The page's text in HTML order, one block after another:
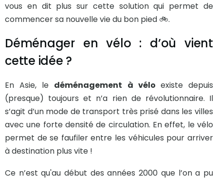
vous en dit plus sur cette solution qui permet de
commencer sa nouvelle vie du bon pied 🚲.
Déménager en vélo : d’où vient
cette idée ?
En Asie, le déménagement à vélo existe depuis
(presque) toujours et n’a rien de révolutionnaire. Il
s’agit d’un mode de transport très prisé dans les villes
avec une forte densité de circulation. En effet, le vélo
permet de se faufiler entre les véhicules pour arriver
à destination plus vite !
Ce n’est qu'au début des années 2000 que l’on a pu